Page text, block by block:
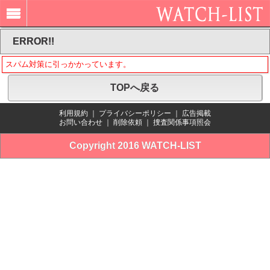
ERROR!!
スパム対策に引っかかっています。
TOPへ戻る
利用規約 プライバシーポリシー
広告掲載
お問い合わせ
削除依頼 捜査関係事項照会
Copyright 2016 WATCH-LIST